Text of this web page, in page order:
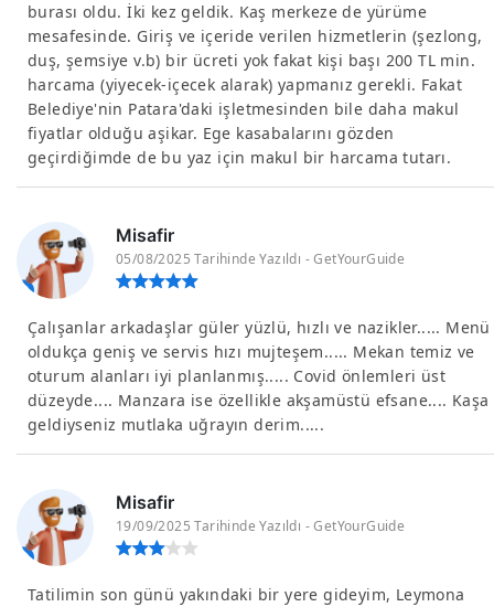
burası oldu. İki kez geldik. Kaş merkeze de yürüme
mesafesinde. Giriş ve içeride verilen hizmetlerin (şezlong,
duş, şemsiye v.b) bir ücreti yok fakat kişi başı 200 TL min.
harcama (yiyecek-içecek alarak) yapmanız gerekli. Fakat
Belediye'nin Patara'daki işletmesinden bile daha makul
fiyatlar olduğu aşikar. Ege kasabalarını gözden
geçirdiğimde de bu yaz için makul bir harcama tutarı.
Misafir
05/08/2025 Tarihinde Yazıldı - GetYourGuide
Çalışanlar arkadaşlar güler yüzlü, hızlı ve nazikler..... Menü
oldukça geniş ve servis hızı mujteşem..... Mekan temiz ve
oturum alanları iyi planlanmış..... Covid önlemleri üst
düzeyde.... Manzara ise özellikle akşamüstü efsane.... Kaşa
geldiyseniz mutlaka uğrayın derim.....
Misafir
19/09/2025 Tarihinde Yazıldı - GetYourGuide
Tatilimin son günü yakındaki bir yere gideyim, Leymona